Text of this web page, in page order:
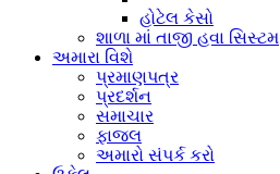
હોટેલ કેસો
શાળા માં તાજી હવા સિસ્ટમ
અમારા વિશે
પ્રમાણપત્ર
પ્રદર્શન
સમાચાર
ફાજલ
અમારો સંપર્ક કરો